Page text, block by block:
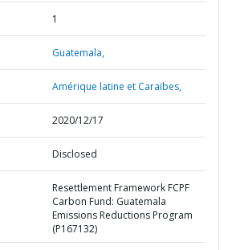
1
Guatemala,
Amérique latine et Caraïbes,
2020/12/17
Disclosed
Resettlement Framework FCPF
Carbon Fund: Guatemala
Emissions Reductions Program
(P167132)